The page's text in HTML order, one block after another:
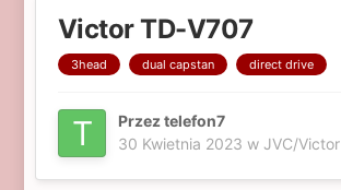
Victor TD-V707
3head dual capstan direct drive
Przez telefon7
30 Kwietnia 2023 w JVC/Victor